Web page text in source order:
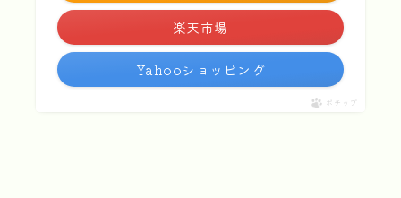
楽天市場
Yahooショッピング
ポチップ